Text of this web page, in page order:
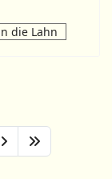
die Lahn